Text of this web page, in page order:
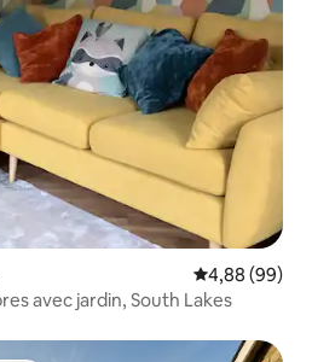
Évaluation
4,88 (99)
avec jardin, South Lakes